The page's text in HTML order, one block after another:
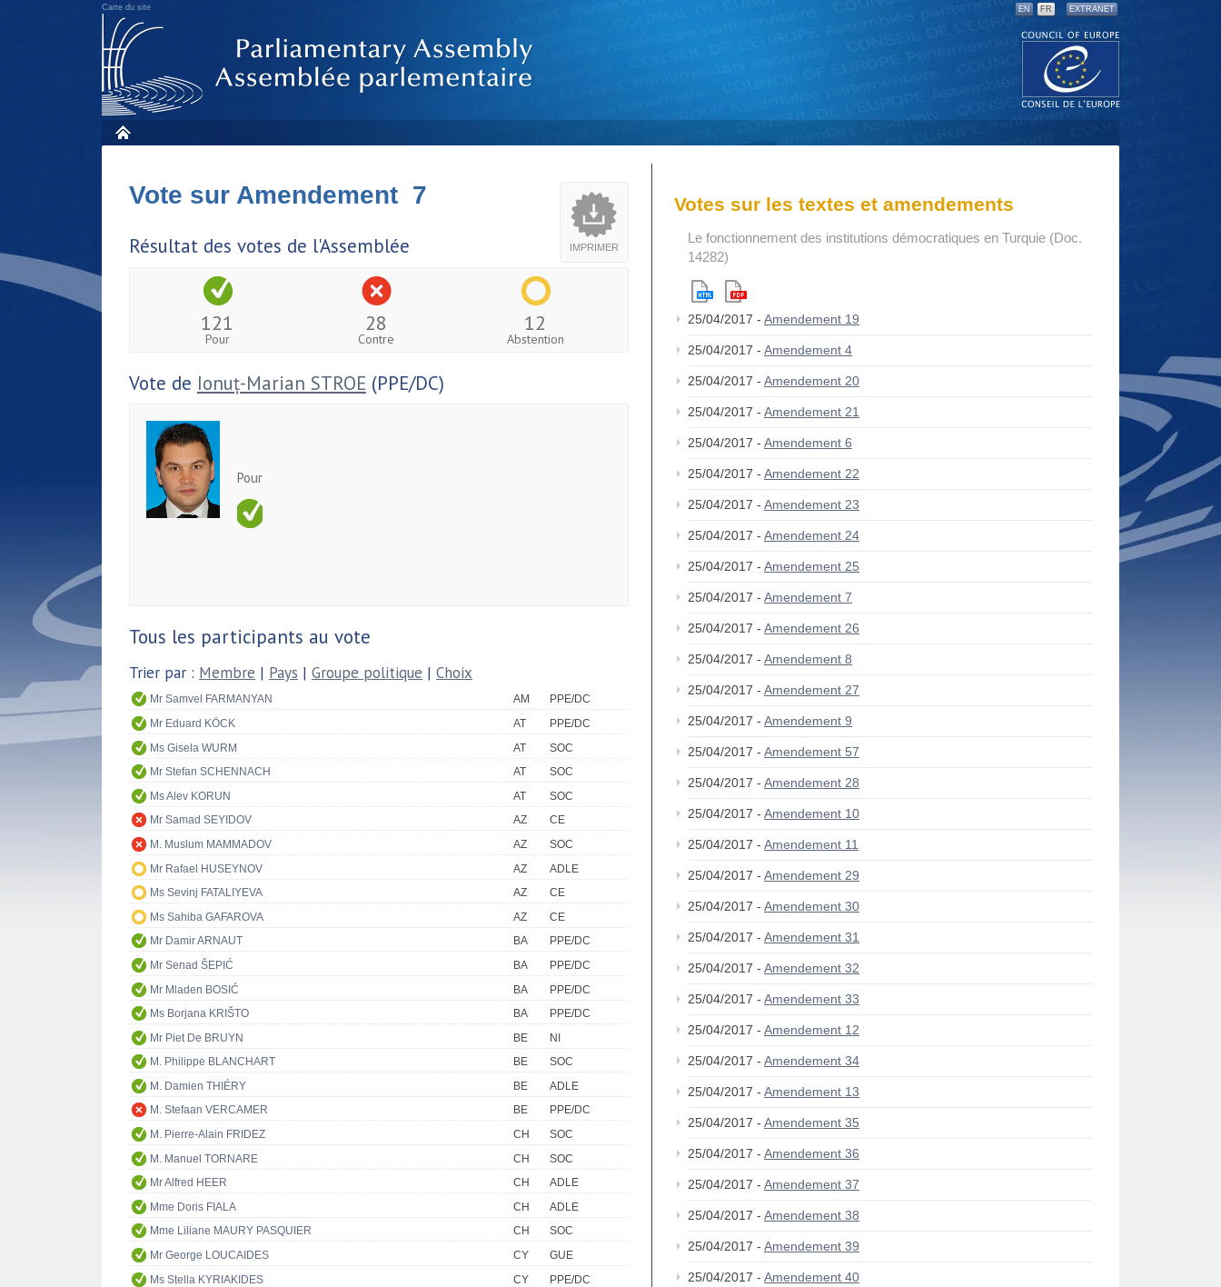
Carte du site EN FR EXTRANET
IMPRIMER
Vote sur Amendement 7
Résultat des votes de l'Assemblée
121
Pour
28
Contre
12
Abstention
Vote de Ionuț-Marian STROE (PPE/DC)
Pour
Tous les participants au vote
Trier par : Membre | Pays | Groupe politique | Choix
Mr Samvel FARMANYAN AM
PPE/DC
Mr Eduard KÖCK
AT
PPE/DC
Ms Gisela WURM
AT
SOC
Mr Stefan SCHENNACH
AT
SOC
Ms Alev KORUN
AT
SOC
Mr Samad SEYIDOV
AZ
CE
M. Muslum MAMMADOV
AZ
SOC
Mr Rafael HUSEYNOV
AZ
ADLE
Ms Sevinj FATALIYEVA
AZ
CE
Ms Sahiba GAFAROVA
AZ
CE
Mr Damir ARNAUT
BA
PPE/DC
Mr Senad ŠEPIĆ
BA
PPE/DC
Mr Mladen BOSIĆ
BA
PPE/DC
Ms Borjana KRIŠTO
BA
PPE/DC
Mr Piet De BRUYN
BE
NI
M. Philippe BLANCHART
BE
SOC
M. Damien THIÉRY
BE
ADLE
M. Stefaan VERCAMER
BE
PPE/DC
M. Pierre-Alain FRIDEZ
CH
SOC
M. Manuel TORNARE
CH
SOC
Mr Alfred HEER
CH
ADLE
Mme Doris FIALA
CH
ADLE
Mme Liliane MAURY PASQUIER
CH
SOC
Mr George LOUCAIDES
CY
GUE
Ms Stella KYRIAKIDES
CY
PPE/DC
Votes sur les textes et amendements
Le fonctionnement des institutions démocratiques en Turquie (Doc.
14282)
25/04/2017 - Amendement 19
25/04/2017 - Amendement 4
25/04/2017 - Amendement 20
25/04/2017 - Amendement 21
25/04/2017 - Amendement 6
25/04/2017 - Amendement 22
25/04/2017 - Amendement 23
25/04/2017 - Amendement 24
25/04/2017 - Amendement 25
25/04/2017 - Amendement 7
25/04/2017 - Amendement 26
25/04/2017 - Amendement 8
25/04/2017 - Amendement 27
25/04/2017 - Amendement 9
25/04/2017 - Amendement 57
25/04/2017 - Amendement 28
25/04/2017 - Amendement 10
25/04/2017 - Amendement 11
25/04/2017 - Amendement 29
25/04/2017 - Amendement 30
25/04/2017 - Amendement 31
25/04/2017 - Amendement 32
25/04/2017 - Amendement 33
25/04/2017 - Amendement 12
25/04/2017 - Amendement 34
25/04/2017 - Amendement 13
25/04/2017 - Amendement 35
25/04/2017 - Amendement 36
25/04/2017 - Amendement 37
25/04/2017 - Amendement 38
25/04/2017 - Amendement 39
25/04/2017 - Amendement 40